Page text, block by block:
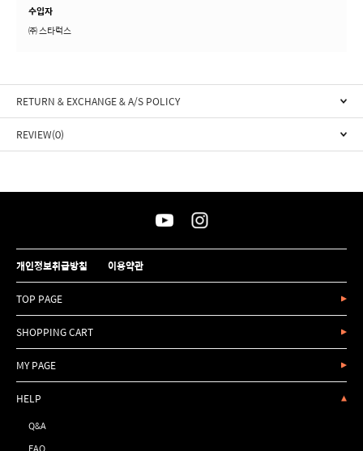
수입자
㈜ 스타럭스
RETURN & EXCHANGE & A/S POLICY
REVIEW(0)
개인정보취급방침 이용약관
TOP PAGE
SHOPPING CART
MY PAGE
HELP
Q&A